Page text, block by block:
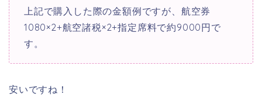
上記で購入した際の金額例ですが、航空券
1080×2+航空諸税×2+指定席料で約9000円で
す。
安いですね！